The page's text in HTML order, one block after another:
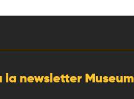
la newsletter Museum